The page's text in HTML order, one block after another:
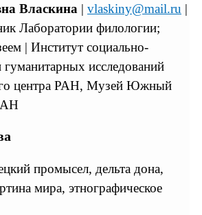
Власкина | vlaskiny@mail.ru |
Лаборатории филологии;
| Институт социально-
исследований
центра РАН, Музей Южный
промысел, дельта дона,
мира, этнографическое